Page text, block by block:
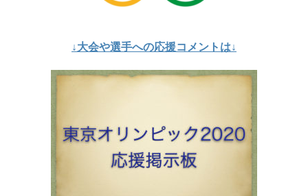
↓大会や選手への応援コメントは↓